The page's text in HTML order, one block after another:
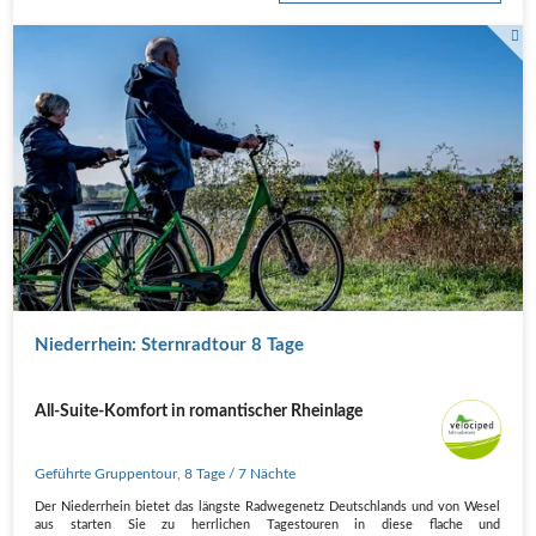
Niederrhein: Sternradtour 8 Tage
All-Suite-Komfort in romantischer Rheinlage
Geführte Gruppentour,8 Tage/ 7 Nächte
Der Niederrhein bietet das längste Radwegenetz Deutschlands und von Wesel
aus starten Sie zu herrlichen Tagestouren in diese flache und